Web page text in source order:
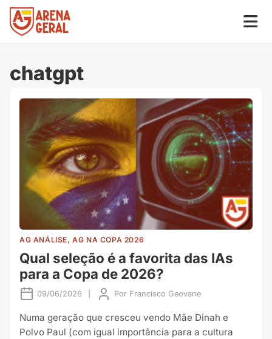
chatgpt
AG ANÁLISE, AG NA COPA 2026
Qual seleção é a favorita das IAs
para a Copa de 2026?
09/06/2026 Por Francisco Geovane
Numa geração que cresceu vendo Mãe Dinah e
Polvo Paul (com igual importância para a cultura